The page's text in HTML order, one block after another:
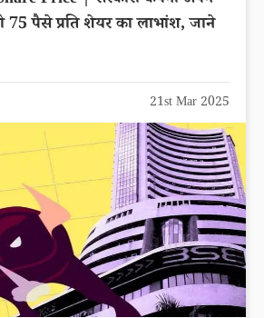
75 पैसे प्रति शेयर का लाभांश, जाने
21st Mar 2025